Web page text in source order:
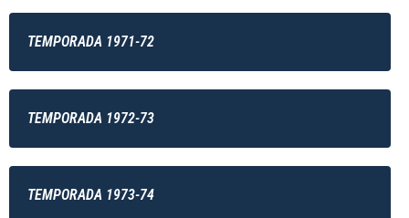
TEMPORADA 1971-72
TEMPORADA 1972-73
TEMPORADA 1973-74